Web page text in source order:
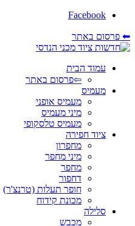
Facebook
⬅ פרסום באתר
עמוד הבית
⇦פרסום באתר
מעמיס
מעמיס אופני
מיני מעמיס
מעמיס טלסקופי
ציוד חפירה
מחפרון
מיני מחפר
מחפר
דחפור
חופר תעלות (טרנצ'ר)
מכונת קידוח
סלילה
מכבש